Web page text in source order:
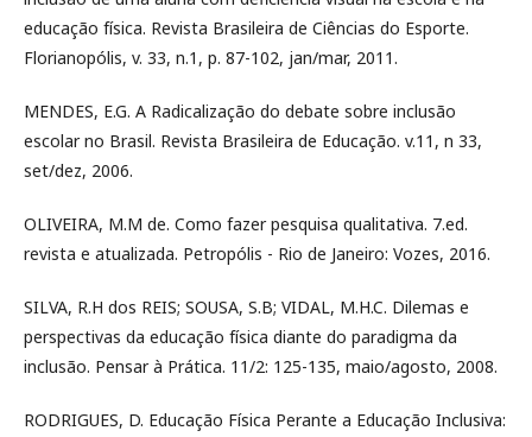
educação física. Revista Brasileira de Ciências do Esporte.
Florianopólis, v. 33, n.1, p. 87-102, jan/mar, 2011.
MENDES, E.G. A Radicalização do debate sobre inclusão
escolar no Brasil. Revista Brasileira de Educação. v.11, n 33,
set/dez, 2006.
OLIVEIRA, M.M de. Como fazer pesquisa qualitativa. 7.ed.
revista e atualizada. Petropólis - Rio de Janeiro: Vozes, 2016.
SILVA, R.H dos REIS; SOUSA, S.B; VIDAL, M.H.C. Dilemas e
perspectivas da educação física diante do paradigma da
inclusão. Pensar à Prática. 11/2: 125-135, maio/agosto, 2008.
RODRIGUES, D. Educação Física Perante a Educação Inclusiva: